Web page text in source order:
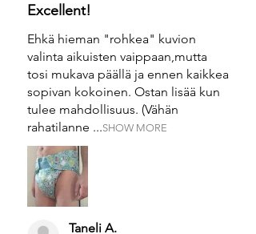
Excellent!
Ehkä hieman "rohkea" kuvion
valinta aikuisten vaippaan,mutta
tosi mukava päällä ja ennen kaikkea
sopivan kokoinen. Ostan lisää kun
tulee mahdollisuus. (Vähän
rahatilanne ...SHOW MORE
Taneli A.